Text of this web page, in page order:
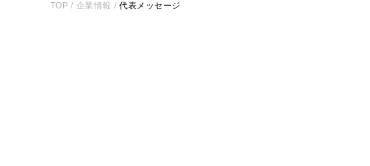
TOP / 企業情報 / 代表メッセージ